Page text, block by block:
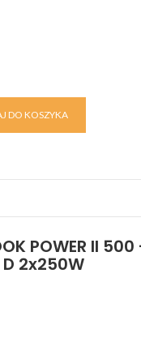
DO KOSZYKA
POWER II
2x250W